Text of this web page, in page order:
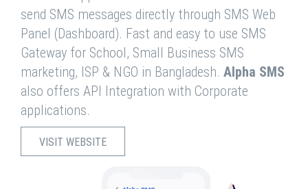
send SMS messages directly through SMS Web
Panel (Dashboard). Fast and easy to use SMS
Gateway for School, Small Business SMS
marketing, ISP & NGO in Bangladesh. Alpha SMS
also offers API Integration with Corporate
applications.
VISIT WEBSITE